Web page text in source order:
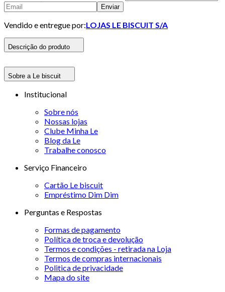
Enviar
Vendido e entregue por:LOJAS LE BISCUIT S/A
Descrição do produto
Sobre a Le biscuit
Institucional
Sobre nós
Nossas lojas
Clube Minha Le
Blog da Le
Trabalhe conosco
Serviço Financeiro
Cartão Le biscuit
Empréstimo Dim Dim
Perguntas e Respostas
Formas de pagamento
Política de troca e devolução
Termos e condições - retirada na Loja
Termos de compras internacionais
Politica de privacidade
Mapa do site